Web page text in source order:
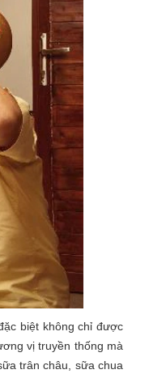
biệt không chỉ được
vị truyền thống mà
trân châu, sữa chua